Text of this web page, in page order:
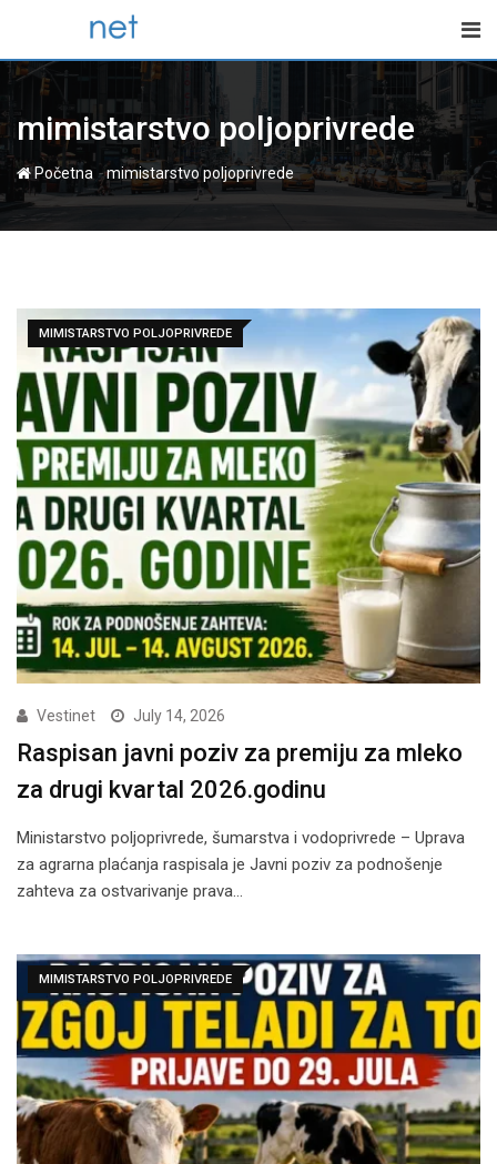
content
mimistarstvo poljoprivrede
Početna -mimistarstvo poljoprivrede
MIMISTARSTVO POLJOPRIVREDE
Vestinet July 14, 2026
Raspisan javni poziv za premiju za mleko
za drugi kvartal 2026.godinu
Ministarstvo poljoprivrede, šumarstva i vodoprivrede – Uprava
za agrarna plaćanja raspisala je Javni poziv za podnošenje
zahteva za ostvarivanje prava…
MIMISTARSTVO POLJOPRIVREDE